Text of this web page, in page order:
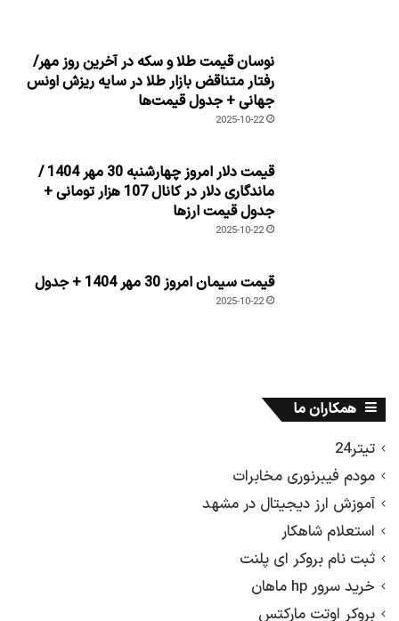
نوسان قیمت طلا و سکه در آخرین روز مهر/
رفتار متناقض بازار طلا در سایه ریزش اونس
جهانی + جدول قیمت‌ها
2025-10-22
قیمت دلار امروز چهارشنبه 30 مهر 1404 /
ماندگاری دلار در کانال 107 هزار تومانی +
جدول قیمت ارزها
2025-10-22
قیمت سیمان امروز 30 مهر 1404 + جدول
2025-10-22
همکاران ما
تیتر24
مودم فیبرنوری مخابرات
آموزش ارز دیجیتال در مشهد
استعلام شاهکار
ثبت نام بروکر ای پلنت
خرید سرور hp ماهان
بروکر اوتت مارکتس